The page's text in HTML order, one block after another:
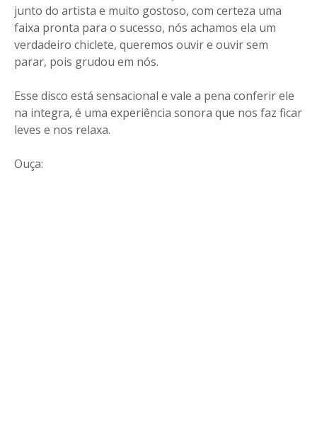
junto do artista e muito gostoso, com certeza uma
faixa pronta para o sucesso, nós achamos ela um
verdadeiro chiclete, queremos ouvir e ouvir sem
parar, pois grudou em nós.
Esse disco está sensacional e vale a pena conferir ele
na integra, é uma experiência sonora que nos faz ficar
leves e nos relaxa.
Ouça: